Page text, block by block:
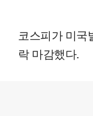
코스피가 미국
락 마감했다.